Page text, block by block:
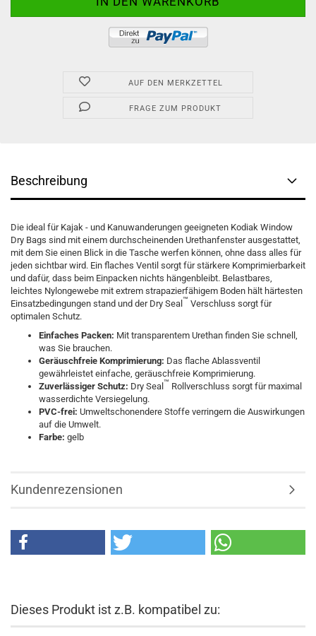
AUF DEN MERKZETTEL
FRAGE ZUM PRODUKT
Beschreibung
Die ideal für Kajak - und Kanuwanderungen geeigneten Kodiak Window
Dry Bags sind mit einem durchscheinenden Urethanfenster ausgestattet,
mit dem Sie einen Blick in die Tasche werfen können, ohne dass alles für
jeden sichtbar wird. Ein flaches Ventil sorgt für stärkere Komprimierbarkeit
und dafür, dass beim Einpacken nichts hängenbleibt. Belastbares,
leichtes Nylongewebe mit extrem strapazierfähigem Boden hält härtesten
Einsatzbedingungen stand und der Dry Seal ™ Verschluss sorgt für
optimalen Schutz.
Einfaches Packen: Mit transparentem Urethan finden Sie schnell,
was Sie brauchen.
Geräuschfreie Komprimierung: Das flache Ablassventil
gewährleistet einfache, geräuschfreie Komprimierung.
Zuverlässiger Schutz: Dry Seal ™ Rollverschluss sorgt für maximal
wasserdichte Versiegelung.
PVC-frei: Umweltschonendere Stoffe verringern die Auswirkungen
auf die Umwelt.
Farbe: gelb
Kundenrezensionen
Dieses Produkt ist z.B. kompatibel zu: